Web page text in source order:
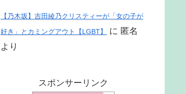
【乃木坂】吉田綾乃クリスティーが「女の子が
好き」とカミングアウト【LGBT】
に 匿名
より
スポンサーリンク